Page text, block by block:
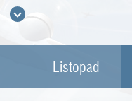
Listopad